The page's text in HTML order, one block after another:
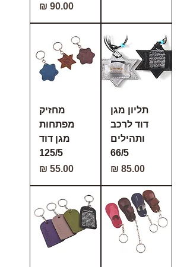
מחיר
תליון מגן
דוד לרכב
ותהילים
66/5
מחיר
מחזיק
מפתחות
מגן דוד
125/5
מחיר